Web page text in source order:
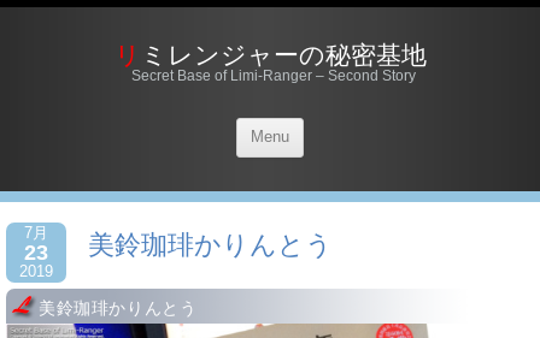
リミレンジャーの秘密基地
Secret Base of Limi-Ranger – Second Story
Menu
7月
23
2019
美鈴珈琲かりんとう
美鈴珈琲かりんとう